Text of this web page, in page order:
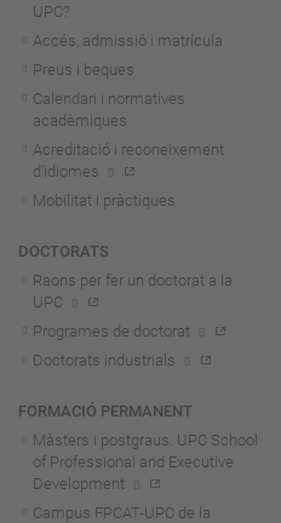
UPC?
Accés, admissió i matrícula
Preus i beques
Calendari i normatives
acadèmiques
Acreditació i reconeixement
d'idiomes
Mobilitat i pràctiques
DOCTORATS
Raons per fer un doctorat a la
UPC
Programes de doctorat
Doctorats industrials
FORMACIÓ PERMANENT
Màsters i postgraus. UPC School
of Professional and Executive
Development
Campus FPCAT-UPC de la